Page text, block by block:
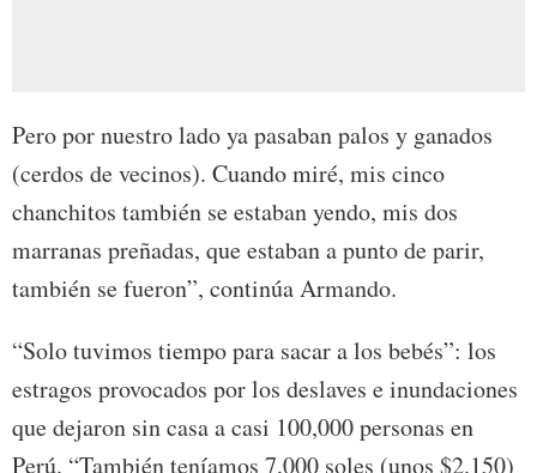
Pero por nuestro lado ya pasaban palos y ganados
(cerdos de vecinos). Cuando miré, mis cinco
chanchitos también se estaban yendo, mis dos
marranas preñadas, que estaban a punto de parir,
también se fueron”, continúa Armando.
“Solo tuvimos tiempo para sacar a los bebés”: los
estragos provocados por los deslaves e inundaciones
que dejaron sin casa a casi 100,000 personas en
Perú. “También teníamos 7,000 soles (unos $2.150)